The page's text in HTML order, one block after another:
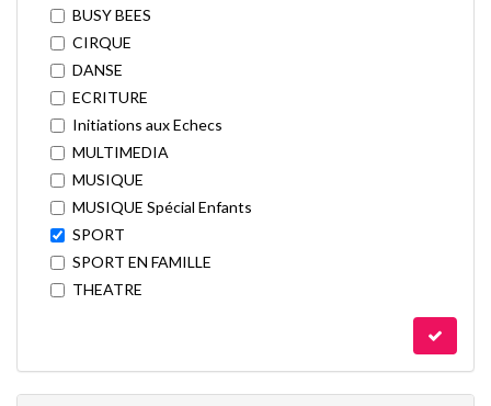
BUSY BEES
CIRQUE
DANSE
ECRITURE
Initiations aux Echecs
MULTIMEDIA
MUSIQUE
MUSIQUE Spécial Enfants
SPORT
SPORT EN FAMILLE
THEATRE